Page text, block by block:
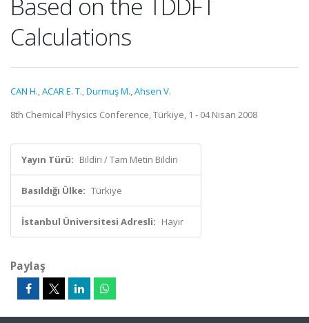
Calculations
CAN H.,ACAR E. T.,Durmuş M.,Ahsen V.
8th Chemical Physics Conference, Türkiye, 1 - 04 Nisan 2008
Yayın Türü: Bildiri / Tam Metin Bildiri
Basıldığı Ülke: Türkiye
İstanbul Üniversitesi Adresli: Hayır
Paylaş